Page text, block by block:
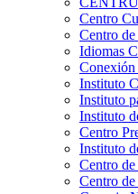
Centro
Centro
Idiomas
Instituto
Instituto
Instituto
Centro
Instituto
Centro
Centro